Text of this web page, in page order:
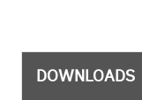
DOWNLOADS